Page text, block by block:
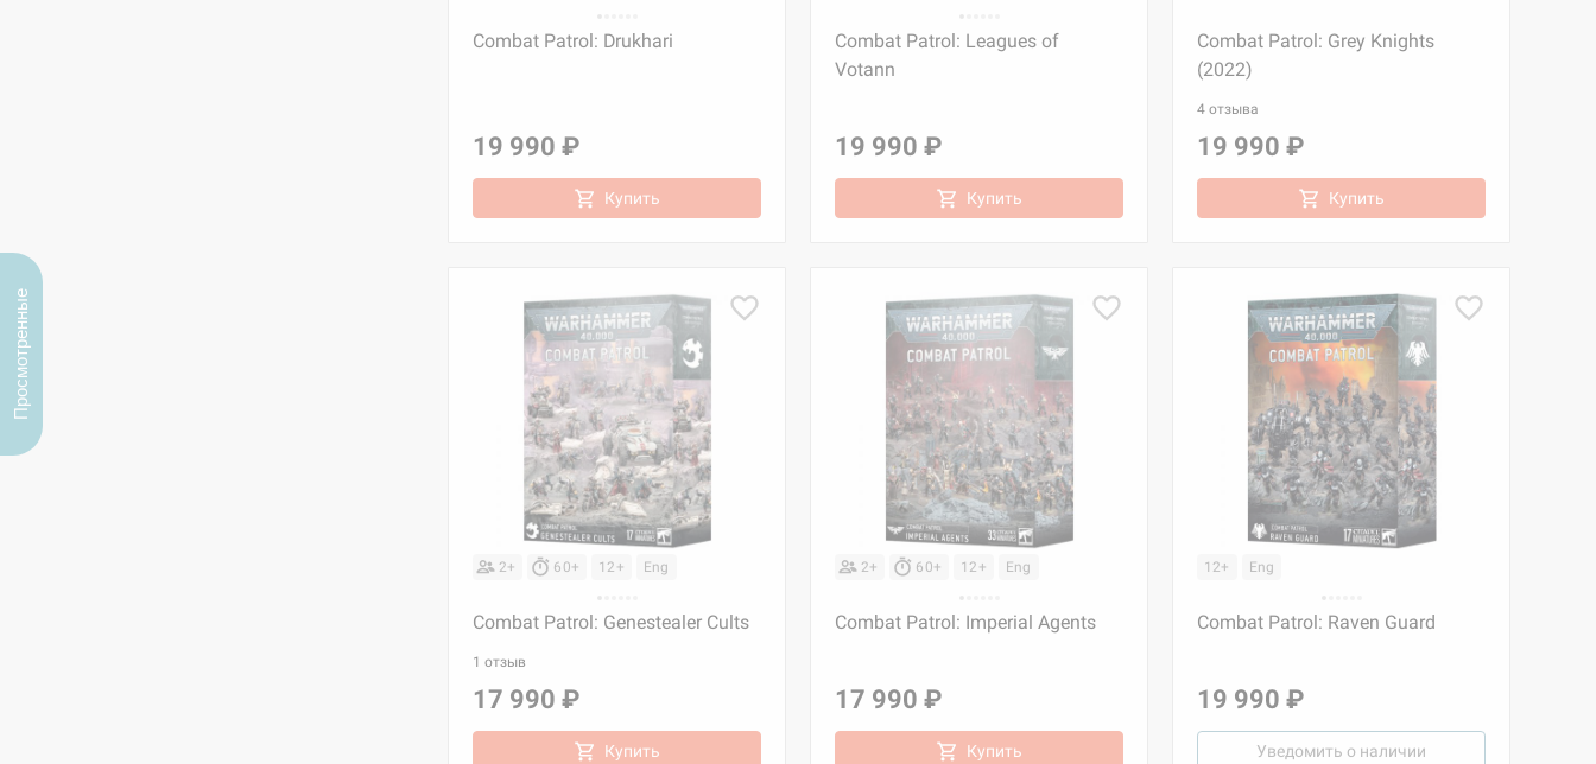
Combat Patrol: Drukhari
19 990 ₽
Купить
Combat Patrol: Leagues of
Votann
19 990 ₽
Купить
Combat Patrol: Grey Knights
(2022)
4 отзыва
19 990 ₽
Купить
2+ 60+ 12+ Eng
Combat Patrol: Genestealer Cults
1 отзыв
17 990 ₽
Купить
2+ 60+ 12+ Eng
Combat Patrol: Imperial Agents
17 990 ₽
Купить
12+ Eng
Combat Patrol: Raven Guard
19 990 ₽
Уведомить о наличии
Просмотренные